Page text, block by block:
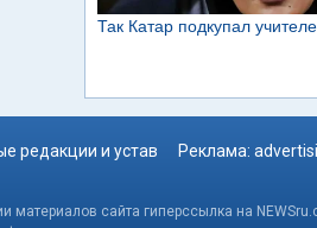
редакции и устав Реклама:
сайта гиперссылка на